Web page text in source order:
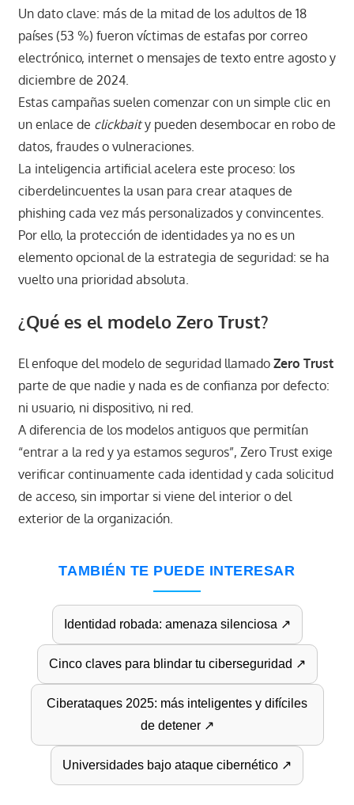
Un dato clave: más de la mitad de los adultos de 18
países (53 %) fueron víctimas de estafas por correo
electrónico, internet o mensajes de texto entre agosto y
diciembre de 2024.
Estas campañas suelen comenzar con un simple clic en
un enlace de clickbaity pueden desembocar en robo de
datos, fraudes o vulneraciones.
La inteligencia artificial acelera este proceso: los
ciberdelincuentes la usan para crear ataques de
phishing cada vez más personalizados y convincentes.
Por ello, la protección de identidades ya no es un
elemento opcional de la estrategia de seguridad: se ha
vuelto una prioridad absoluta.
¿Qué es el modelo Zero Trust?
El enfoque del modelo de seguridad llamado Zero Trust
parte de que nadie y nada es de confianza por defecto:
ni usuario, ni dispositivo, ni red.
A diferencia de los modelos antiguos que permitían
“entrar a la red y ya estamos seguros”, Zero Trust exige
verificar continuamente cada identidad y cada solicitud
de acceso, sin importar si viene del interior o del
exterior de la organización.
TAMBIÉN TE PUEDE INTERESAR
Identidad robada: amenaza silenciosa ↗
Cinco claves para blindar tu ciberseguridad ↗
Ciberataques 2025: más inteligentes y difíciles
de detener ↗
Universidades bajo ataque cibernético ↗